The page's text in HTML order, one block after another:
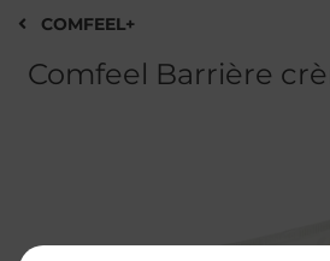
COMFEEL+
Comfeel Barrière